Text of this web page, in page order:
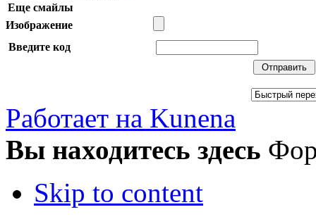
Еще смайлы
Изображение
Введите код
Работает на Kunena
Вы находитесь здесь
Skip to content